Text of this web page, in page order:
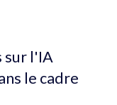
sur l'IA
le cadre